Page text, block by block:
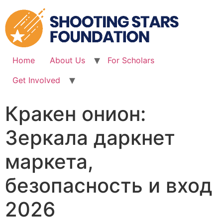
to
content
Home About Us
For Scholars
Get Involved
Кракен онион:
Зеркала даркнет
маркета,
безопасность и вход
2026